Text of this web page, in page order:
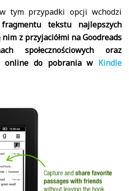
tym przypadki opcji wchodzi
fragmentu tekstu najlepszych
z przyjaciółmi na Goodreads
społecznościowych oraz
online do pobrania w Kindle